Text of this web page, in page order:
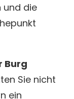
und die
Burg
Sie nicht
ein